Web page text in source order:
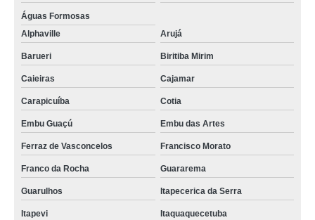
Águas Formosas
Alphaville
Arujá
Barueri Biritiba Mirim
Caieiras Cajamar
Carapicuíba Cotia
Embu Guaçú Embu das Artes
Ferraz de Vasconcelos Francisco Morato
Franco da Rocha Guararema
Guarulhos Itapecerica da Serra
Itapevi Itaquaquecetuba